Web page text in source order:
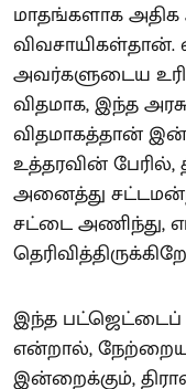
மாதங்களாக அதிக
அவர்களுடைய
விதமாக, இந்த
விதமாகத்தான்
உத்தரவின்
அனைத்து சட்டமன்ற
சட்டை அணிந்து,
இந்த
என்றால்,
இன்றைக்கும்,